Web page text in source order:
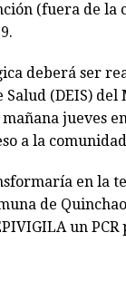
(fuera de la
deberá ser
(DEIS)
jueves
a la
en la
de
un